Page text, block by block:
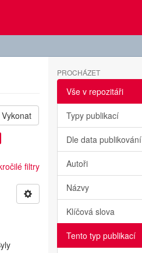
Vykonat
filtry
PROCHÁZET
Vše v repozitáři
Typy publikací
Dle data publikování
Autoři
Názvy
Klíčová slova
Tento typ publikací